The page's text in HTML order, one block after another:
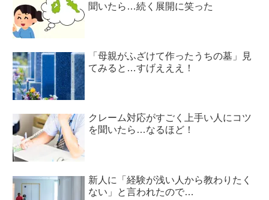
聞いたら…続く展開に笑った
「母親がふざけて作ったうちの墓」見
てみると…すげえええ！
クレーム対応がすごく上手い人にコツ
を聞いたら…なるほど！
新人に「経験が浅い人から教わりたく
ない」と言われたので…